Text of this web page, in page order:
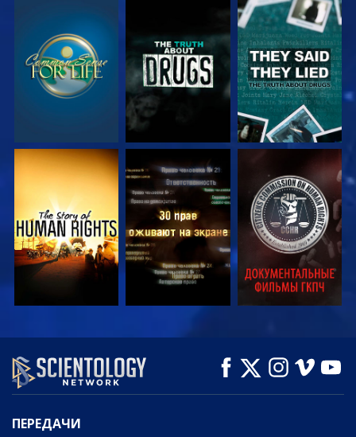
СМОТРЕТЬ СМОТРЕТЬ СМОТРЕТЬ
СМОТРЕТЬ СМОТРЕТЬ СМОТРЕТЬ
СМОТРЕТЬ СМОТРЕТЬ
СМОТРЕТЬ
ПЕРЕДАЧИ
ПЕРЕДАЧИ